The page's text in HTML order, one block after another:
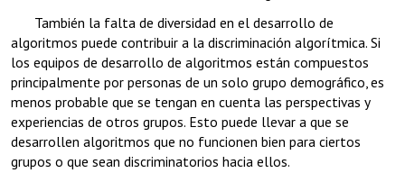
También la falta de diversidad en el desarrollo de
algoritmos puede contribuir a la discriminación algorítmica. Si
los equipos de desarrollo de algoritmos están compuestos
principalmente por personas de un solo grupo demográfico, es
menos probable que se tengan en cuenta las perspectivas y
experiencias de otros grupos. Esto puede llevar a que se
desarrollen algoritmos que no funcionen bien para ciertos
grupos o que sean discriminatorios hacia ellos.